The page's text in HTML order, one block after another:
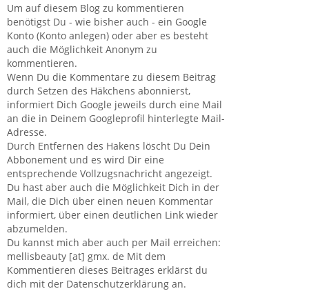
Um auf diesem Blog zu kommentieren
benötigst Du - wie bisher auch - ein Google
Konto (Konto anlegen) oder aber es besteht
auch die Möglichkeit Anonym zu
kommentieren.
Wenn Du die Kommentare zu diesem Beitrag
durch Setzen des Häkchens abonnierst,
informiert Dich Google jeweils durch eine Mail
an die in Deinem Googleprofil hinterlegte Mail-
Adresse.
Durch Entfernen des Hakens löscht Du Dein
Abbonement und es wird Dir eine
entsprechende Vollzugsnachricht angezeigt.
Du hast aber auch die Möglichkeit Dich in der
Mail, die Dich über einen neuen Kommentar
informiert, über einen deutlichen Link wieder
abzumelden.
Du kannst mich aber auch per Mail erreichen:
mellisbeauty [at] gmx. de Mit dem
Kommentieren dieses Beitrages erklärst du
dich mit der Datenschutzerklärung an.